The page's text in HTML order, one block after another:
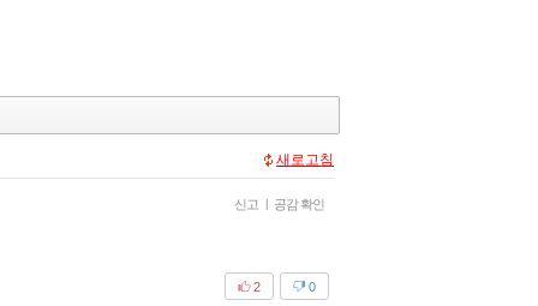
새로고침
신고 | 공감 확인
0
2